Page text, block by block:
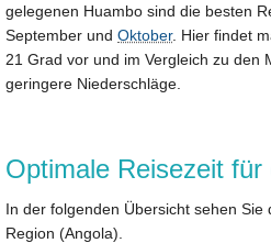
gelegenen Huambo sind die besten
September und Oktober. Hier findet
21 Grad vor und im Vergleich zu den
geringere Niederschläge.
Optimale Reisezeit für
In der folgenden Übersicht sehen Sie
Region (Angola).